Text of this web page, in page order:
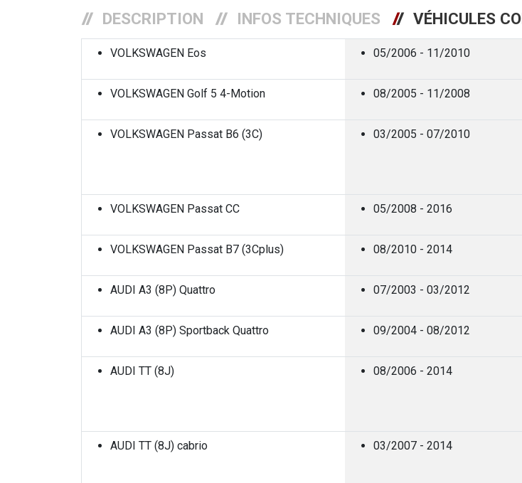
DESCRIPTION INFOS TECHNIQUES VÉHICULES
VOLKSWAGEN Eos 05/2006 - 11/2010
VOLKSWAGEN Golf 5 4-Motion 08/2005 - 11/2008
VOLKSWAGEN Passat B6 (3C) 03/2005 - 07/2010
VOLKSWAGEN Passat CC 05/2008 - 2016
VOLKSWAGEN Passat B7 (3Cplus) 08/2010 - 2014
AUDI A3 (8P) Quattro 07/2003 - 03/2012
AUDI A3 (8P) Sportback Quattro 09/2004 - 08/2012
AUDI TT (8J) 08/2006 - 2014
AUDI TT (8J) cabrio 03/2007 - 2014